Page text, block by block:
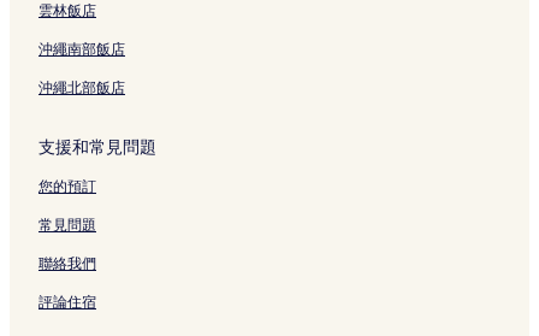
雲林飯店
沖繩南部飯店
沖繩北部飯店
支援和常見問題
您的預訂
常見問題
聯絡我們
評論住宿